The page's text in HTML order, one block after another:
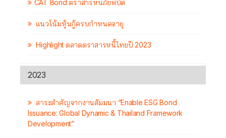
CAT Bond ตราสารหนี้ภัยพิบัติ
แนวโน้มหุ้นกู้ครบกำหนดอายุ
Highlight ตลาดตราสารหนี้ไทยปี 2023
2023
สาระสำคัญจากงานสัมมนา “Enable ESG Bond
Issuance: Global Dynamic & Thailand Framework
Development”